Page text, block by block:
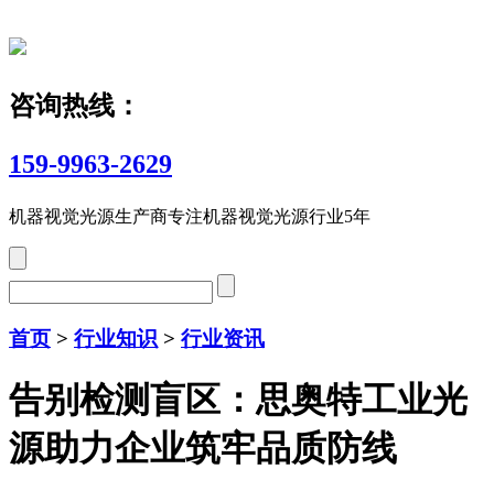
咨询热线：
159-9963-2629
机器视觉光源生产商专注机器视觉光源行业5年
首页 > 行业知识 > 行业资讯
告别检测盲区：思奥特工业光
源助力企业筑牢品质防线